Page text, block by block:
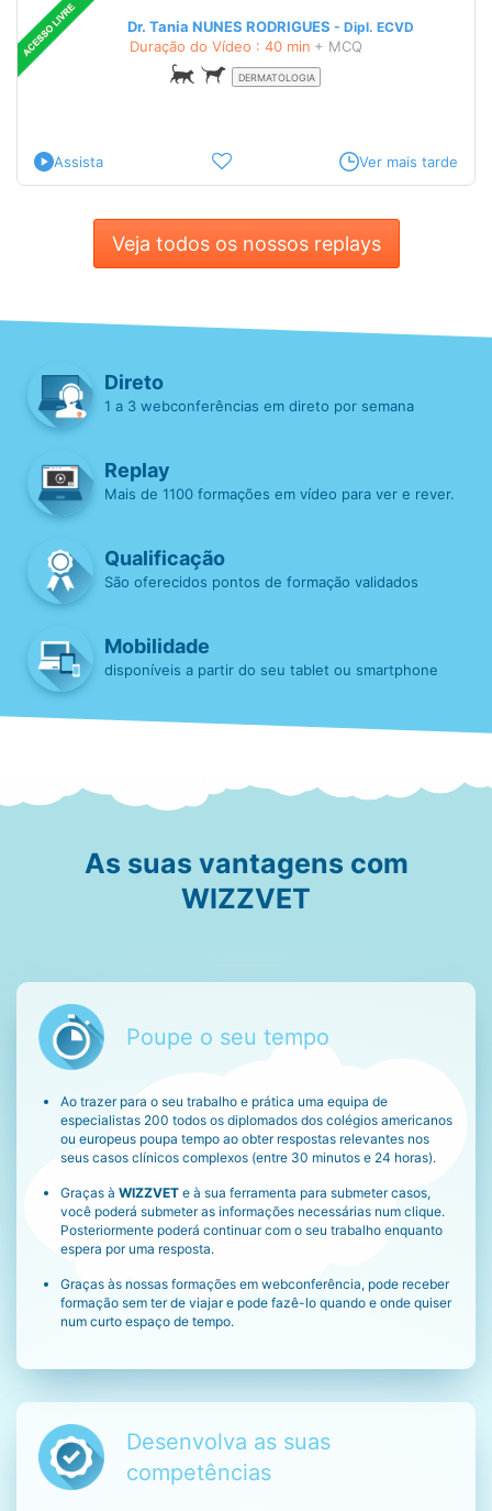
Dr. Tania NUNES RODRIGUES Dipl. ECVD
Duração do Vídeo : 40 min + MCQ
DERMATOLOGIA
Assista Ver mais tarde
Veja todos os nossos replays
Direto
1 a 3 webconferências em direto por semana
Replay
Mais de 1100 formações em vídeo para ver e rever.
Qualificação
São oferecidos pontos de formação validados
Mobilidade
disponíveis a partir do seu tablet ou smartphone
As suas vantagens com
WIZZVET
Poupe o seu tempo
Ao trazer para o seu trabalho e prática uma equipa de
especialistas 200 todos os diplomados dos colégios americanos
ou europeus poupa tempo ao obter respostas relevantes nos
seus casos clínicos complexos (entre 30 minutos e 24 horas).
Graças à WIZZVET e à sua ferramenta para submeter casos,
você poderá submeter as informações necessárias num clique.
Posteriormente poderá continuar com o seu trabalho enquanto
espera por uma resposta.
Graças às nossas formações em webconferência, pode receber
formação sem ter de viajar e pode fazê-lo quando e onde quiser
num curto espaço de tempo.
Desenvolva as suas
competências